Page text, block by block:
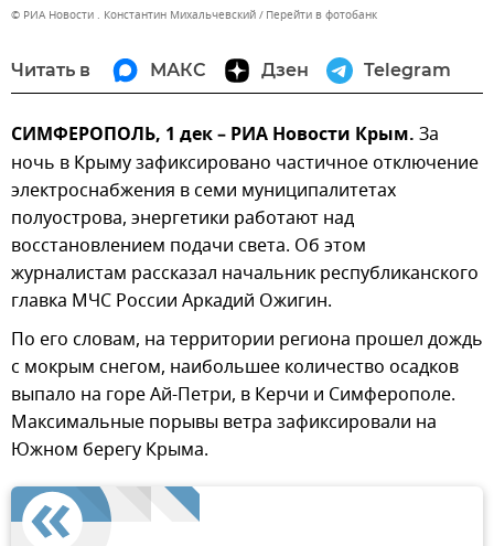
© РИА Новости . Константин Михальчевский Перейти в фотобанк
Читать в МАКС Дзен Telegram
СИМФЕРОПОЛЬ, 1 дек – РИА Новости Крым. За
ночь в Крыму зафиксировано частичное отключение
электроснабжения в семи муниципалитетах
полуострова, энергетики работают над
восстановлением подачи света. Об этом
журналистам рассказал начальник республиканского
главка МЧС России Аркадий Ожигин.
По его словам, на территории региона прошел дождь
с мокрым снегом, наибольшее количество осадков
выпало на горе Ай-Петри, в Керчи и Симферополе.
Максимальные порывы ветра зафиксировали на
Южном берегу Крыма.